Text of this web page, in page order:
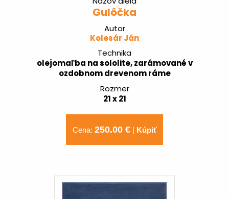
Gulôčka
Autor
Kolesár Ján
Technika
olejomaľba na sololite, zarámované v
ozdobnom drevenom ráme
Rozmer
21 x 21
Cena: 250.00 €| Kúpiť